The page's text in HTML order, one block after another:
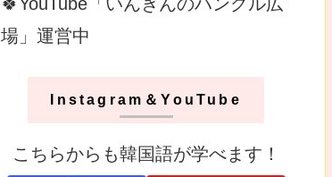
場」運営中
Instagram＆YouTube
こちらからも韓国語が学べます！